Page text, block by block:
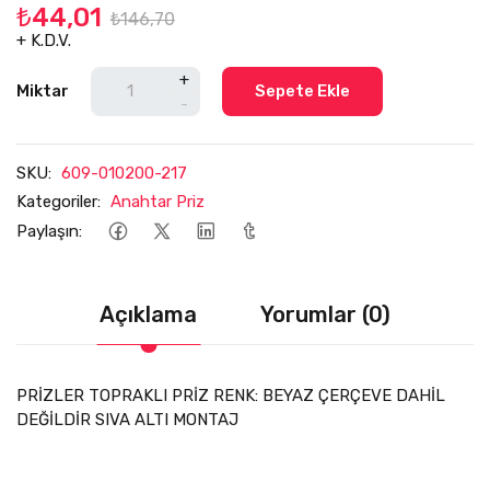
₺44,01 ₺146,70
+ K.D.V.
Miktar
+
-
Sepete Ekle
SKU: 609-010200-217
Kategoriler: Anahtar Priz
Paylaşın:
Açıklama Yorumlar (0)
PRİZLER TOPRAKLI PRİZ RENK: BEYAZ ÇERÇEVE DAHİL
DEĞİLDİR SIVA ALTI MONTAJ